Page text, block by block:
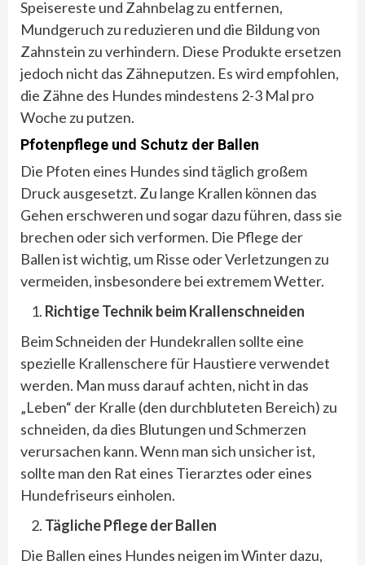
Speisereste und Zahnbelag zu entfernen,
Mundgeruch zu reduzieren und die Bildung von
Zahnstein zu verhindern. Diese Produkte ersetzen
jedoch nicht das Zähneputzen. Es wird empfohlen,
die Zähne des Hundes mindestens 2-3 Mal pro
Woche zu putzen.
Pfotenpflege und Schutz der Ballen
Die Pfoten eines Hundes sind täglich großem
Druck ausgesetzt. Zu lange Krallen können das
Gehen erschweren und sogar dazu führen, dass sie
brechen oder sich verformen. Die Pflege der
Ballen ist wichtig, um Risse oder Verletzungen zu
vermeiden, insbesondere bei extremem Wetter.
Richtige Technik beim Krallenschneiden
Beim Schneiden der Hundekrallen sollte eine
spezielle Krallenschere für Haustiere verwendet
werden. Man muss darauf achten, nicht in das
„Leben“ der Kralle (den durchbluteten Bereich) zu
schneiden, da dies Blutungen und Schmerzen
verursachen kann. Wenn man sich unsicher ist,
sollte man den Rat eines Tierarztes oder eines
Hundefriseurs einholen.
Tägliche Pflege der Ballen
Die Ballen eines Hundes neigen im Winter dazu,